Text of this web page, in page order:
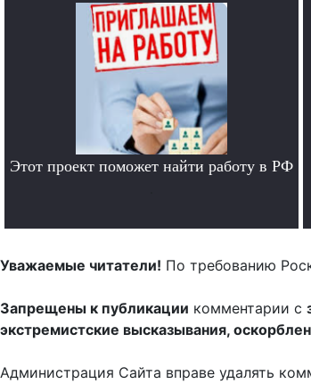
Этот проект поможет найти работу в РФ
Уважаемые читатели! По требованию
Запрещены к публикации комментарии с
экстремистские высказывания,
Администрация Сайта вправе удалять